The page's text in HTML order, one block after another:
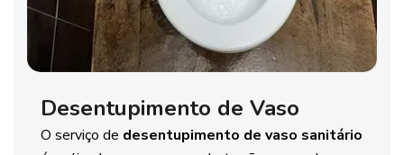
Desentupimento de Vaso
O serviço de desentupimento de vaso sanitário